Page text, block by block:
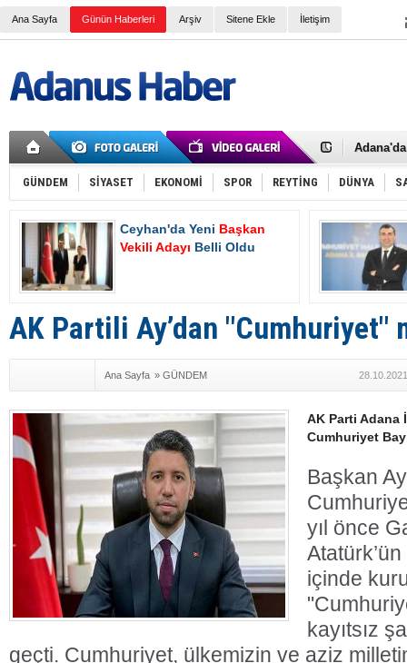
Ana Sayfa Günün Haberleri Arşiv Sitene Ekle İletişim
Çalışma
Devlet
SGK e-
Normal
Hasan
Oluyor
2025
Asgari
Bayram
AK Parti
GÜNDEM SİYASET EKONOMİ SPOR REYTİNG DÜNYA
Ceyhan'da Yeni Başkan
Vekili Adayı Belli Oldu
AK Partili Ay’dan "Cumhuriyet"
Ana Sayfa » GÜNDEM
AK Parti Adana
Cumhuriyet
Başkan
yıl önce
içinde
kayıtsız
geçti. Cumhuriyet, ülkemizin ve aziz